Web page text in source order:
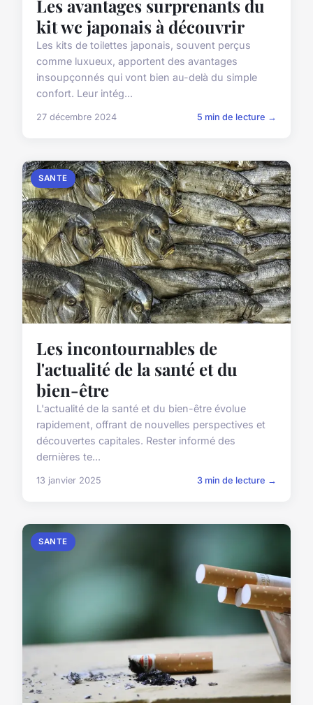
Les avantages surprenants du
kit wc japonais à découvrir
Les kits de toilettes japonais, souvent perçus
comme luxueux, apportent des avantages
insoupçonnés qui vont bien au-delà du simple
confort. Leur intég...
27 décembre 2024 5 min de lecture →
SANTE
Les incontournables de
l'actualité de la santé et du
bien-être
L'actualité de la santé et du bien-être évolue
rapidement, offrant de nouvelles perspectives et
découvertes capitales. Rester informé des
dernières te...
13 janvier 2025 3 min de lecture →
SANTE